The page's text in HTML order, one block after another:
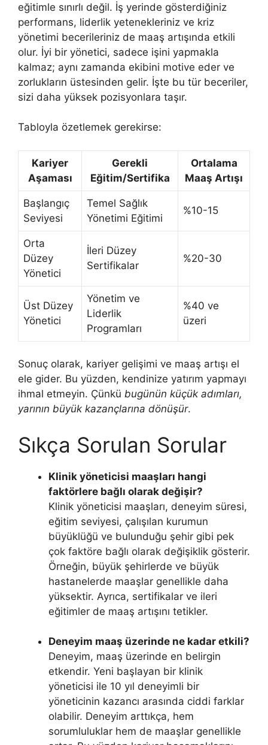
eğitimle sınırlı değil. İş yerinde gösterdiğiniz
performans, liderlik yetenekleriniz ve kriz
yönetimi becerileriniz de maaş artışında etkili
olur. İyi bir yönetici, sadece işini yapmakla
kalmaz; aynı zamanda ekibini motive eder ve
zorlukların üstesinden gelir. İşte bu tür beceriler,
sizi daha yüksek pozisyonlara taşır.
Tabloyla özetlemek gerekirse:
Kariyer
Aşaması
Gerekli
Eğitim/Sertifika
Ortalama
Maaş Artışı
Başlangıç
Seviyesi
Temel Sağlık
Yönetimi Eğitimi
%10-15
Orta
Düzey
Yönetici
İleri Düzey
Sertifikalar
%20-30
Üst Düzey
Yönetici
Yönetim ve
Liderlik
Programları
%40 ve
üzeri
Sonuç olarak, kariyer gelişimi ve maaş artışı el
ele gider. Bu yüzden, kendinize yatırım yapmayı
ihmal etmeyin. Çünkü bugünün küçük adımları,
yarının büyük kazançlarına dönüşür.
Sıkça Sorulan Sorular
Klinik yöneticisi maaşları hangi
faktörlere bağlı olarak değişir?
Klinik yöneticisi maaşları, deneyim süresi,
eğitim seviyesi, çalışılan kurumun
büyüklüğü ve bulunduğu şehir gibi pek
çok faktöre bağlı olarak değişiklik gösterir.
Örneğin, büyük şehirlerde ve büyük
hastanelerde maaşlar genellikle daha
yüksektir. Ayrıca, sertifikalar ve ileri
eğitimler de maaş artışını tetikler.
Deneyim maaş üzerinde ne kadar etkili?
Deneyim, maaş üzerinde en belirgin
etkendir. Yeni başlayan bir klinik
yöneticisi ile 10 yıl deneyimli bir
yöneticinin kazancı arasında ciddi farklar
olabilir. Deneyim arttıkça, hem
sorumluluklar hem de maaşlar genellikle